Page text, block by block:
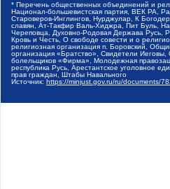
* Перечень общественных объединений и
Национал-большевистская партия, ВЕК РА,
Староверов-Инглингов, Нурджулар, К
славян, Ат-Такфир Валь-Хиджра, Пит Буль,
Череповца, Духовно-Родовая Держава Русь,
Кровь и Честь, О свободе совести и о
религиозная организация п. Боровский,
организация «Братство», Свидетели
болельщиков «Фирма», Молодежная
республика Русь, Арестантское уголовное
прав граждан, Штабы Навального
Источник: https://minjust.gov.ru/ru/documents/